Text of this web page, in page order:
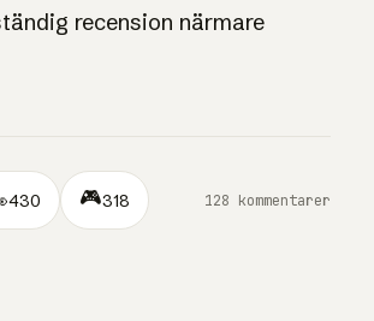
recension närmare
430 🎮318 128 kommentarer